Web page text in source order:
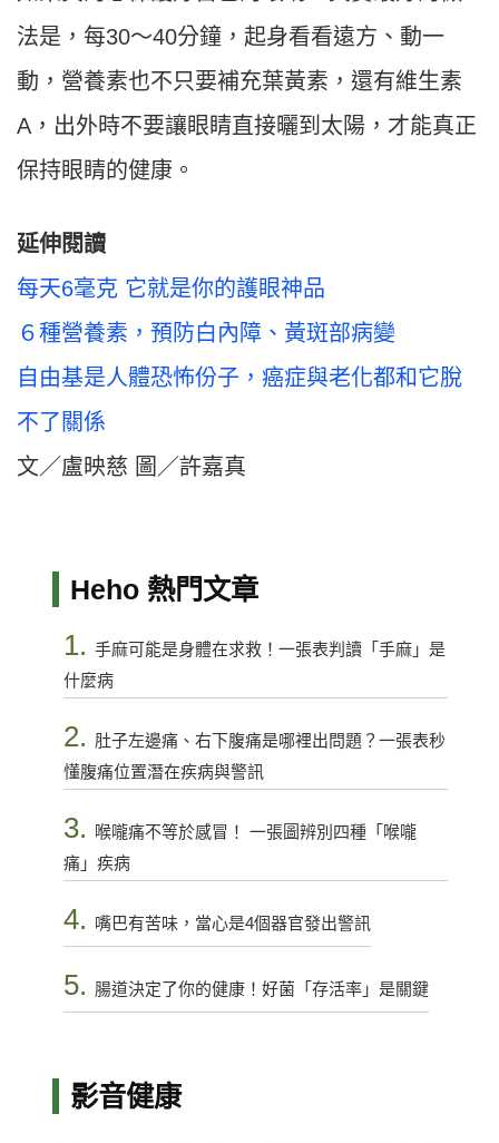
法是，每30～40分鐘，起身看看遠方、動一
動，營養素也不只要補充葉黃素，還有維生素
A，出外時不要讓眼睛直接曬到太陽，才能真正
保持眼睛的健康。
延伸閱讀
每天6毫克 它就是你的護眼神品
６種營養素，預防白內障、黃斑部病變
自由基是人體恐怖份子，癌症與老化都和它脫
不了關係
文／盧映慈 圖／許嘉真
Heho 熱門文章
1. 手麻可能是身體在求救！一張表判讀「手麻」是
什麼病
2. 肚子左邊痛、右下腹痛是哪裡出問題？一張表秒
懂腹痛位置潛在疾病與警訊
3.
喉嚨痛不等於感冒！ 一張圖辨別四種「喉嚨
痛」疾病
4. 嘴巴有苦味，當心是4個器官發出警訊
5. 腸道決定了你的健康！好菌「存活率」是關鍵
影音健康